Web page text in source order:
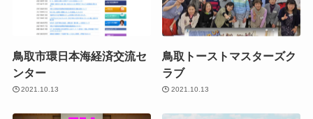
鳥取市環日本海経済交流セ
ンター
2021.10.13
鳥取トーストマスターズク
ラブ
2021.10.13